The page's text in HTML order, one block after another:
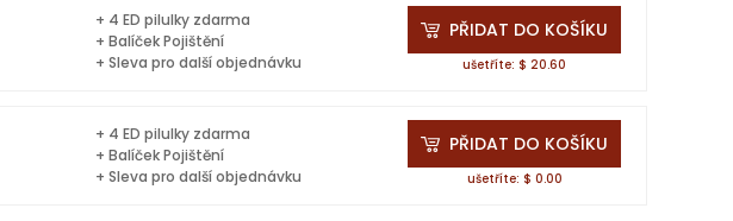
+ 4 ED pilulky zdarma
+ Balíček Pojištění
+ Sleva pro další objednávku
PŘIDAT DO KOŠÍKU
ušetříte: $ 20.60
+ 4 ED pilulky zdarma
+ Balíček Pojištění
+ Sleva pro další objednávku
PŘIDAT DO KOŠÍKU
ušetříte: $ 0.00